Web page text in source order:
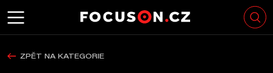
ZPĚT NA KATEGORIE